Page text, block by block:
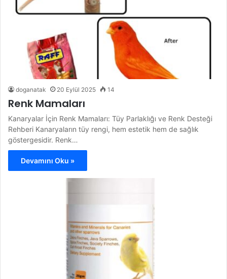
doganatak 20 Eylül 2025 14
Renk Mamaları
Kanaryalar İçin Renk Mamaları: Tüy Parlaklığı ve Renk Desteği
Rehberi Kanaryaların tüy rengi, hem estetik hem de sağlık
göstergesidir. Renk…
Devamını Oku »